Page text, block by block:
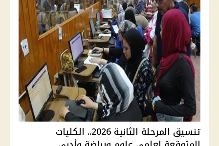
تنسيق المرحلة الثانية 2026.. الكليات